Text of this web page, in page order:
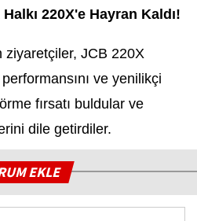
220X'e Hayran Kaldı!
ziyaretçiler, JCB 220X
ve yenilikçi
fırsatı buldular ve
dile getirdiler.
EKLE